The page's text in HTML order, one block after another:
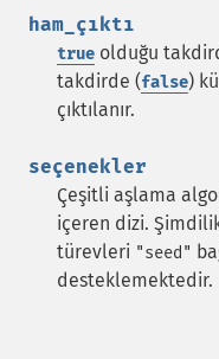
ham_çıktı
true olduğu
takdirde (false)
çıktılanır.
seçenekler
Çeşitli aşlama
içeren dizi.
türevleri "seed"
desteklemektedir.